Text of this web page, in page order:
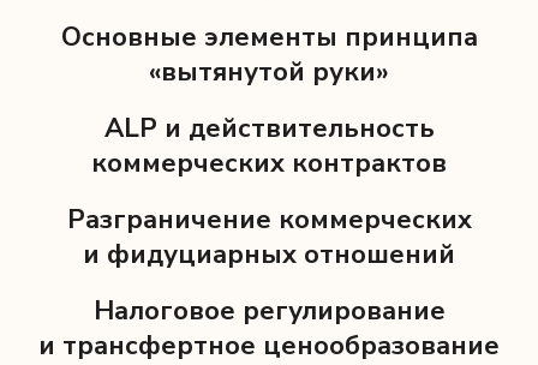
Основные элементы принципа
«вытянутой руки»
ALP и действительность
коммерческих контрактов
Разграничение коммерческих
и фидуциарных отношений
Налоговое регулирование
и трансфертное ценообразование